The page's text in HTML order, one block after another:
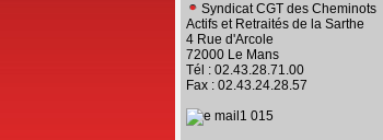
Syndicat CGT des Cheminots
Actifs et Retraités de la Sarthe
4 Rue d'Arcole
72000 Le Mans
Tél : 02.43.28.71.00
Fax : 02.43.24.28.57